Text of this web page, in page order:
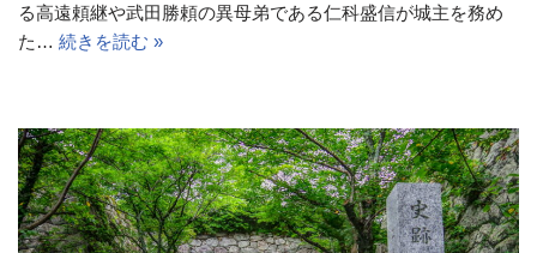
る高遠頼継や武田勝頼の異母弟である仁科盛信が城主を務め
た… 続きを読む »